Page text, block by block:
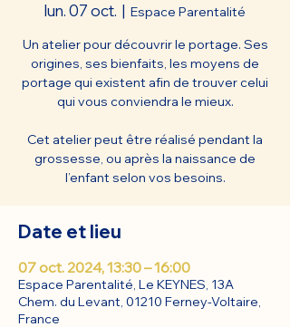
lun. 07 oct.
  |
Espace Parentalité
Un atelier pour découvrir le portage. Ses
origines, ses bienfaits, les moyens de
portage qui existent afin de trouver celui
qui vous conviendra le mieux.
Cet atelier peut être réalisé pendant la
grossesse, ou après la naissance de
l’enfant selon vos besoins.
Date et lieu
07 oct. 2024, 13:30 – 16:00
Espace Parentalité, Le KEYNES, 13A
Chem. du Levant, 01210 Ferney-Voltaire,
France